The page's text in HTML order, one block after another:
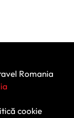
Romania
cookie